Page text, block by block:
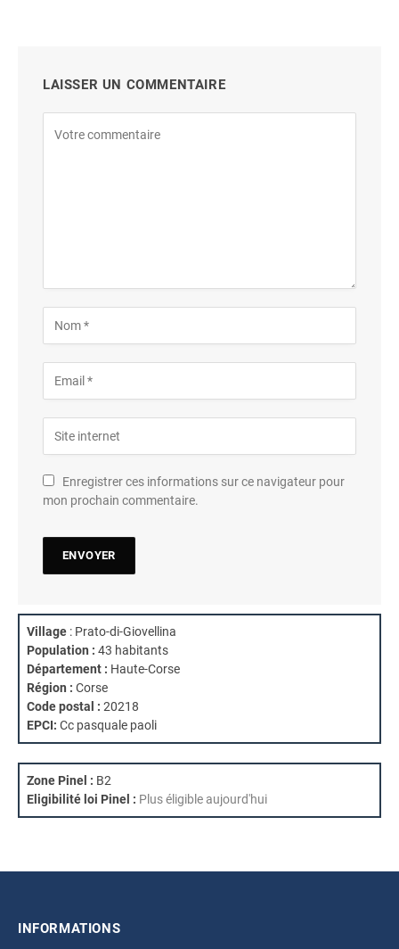
LAISSER UN COMMENTAIRE
Enregistrer ces informations sur ce navigateur pour
mon prochain commentaire.
Village : Prato-di-Giovellina
Population : 43 habitants
Département : Haute-Corse
Région : Corse
Code postal : 20218
EPCI: Cc pasquale paoli
Zone Pinel : B2
Eligibilité loi Pinel : Plus éligible aujourd'hui
INFORMATIONS